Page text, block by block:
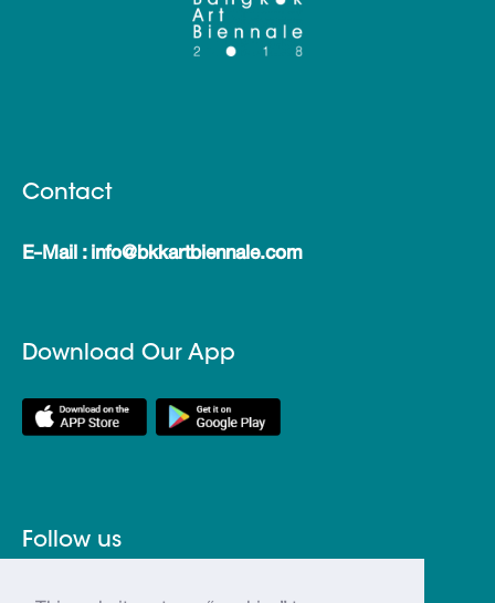
Contact
E-Mail : info@bkkartbiennale.com
Download Our App
Follow us